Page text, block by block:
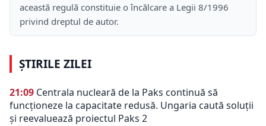
această regulă constituie o încălcare a Legii 8/1996
privind dreptul de autor.
ȘTIRILE ZILEI
21:09 Centrala nucleară de la Paks continuă să
funcționeze la capacitate redusă. Ungaria caută soluții
și reevaluează proiectul Paks 2